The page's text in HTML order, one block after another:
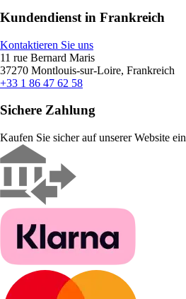
Kundendienst in Frankreich
Kontaktieren Sie uns
11 rue Bernard Maris
37270 Montlouis-sur-Loire, Frankreich
+33 1 86 47 62 58
Sichere Zahlung
Kaufen Sie sicher auf unserer Website ein